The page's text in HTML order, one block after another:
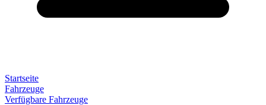
Startseite
Fahrzeuge
Verfügbare Fahrzeuge